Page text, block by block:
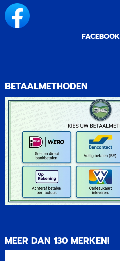
FACEBOOK
BETAALMETHODEN
MEER DAN 130 MERKEN!